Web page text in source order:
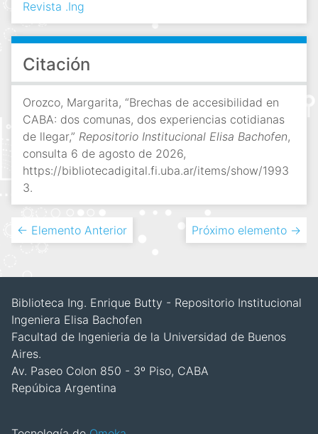
Revista .Ing
Citación
Orozco, Margarita, “Brechas de accesibilidad en
CABA: dos comunas, dos experiencias cotidianas
de llegar,” Repositorio Institucional Elisa Bachofen,
consulta 6 de agosto de 2026,
https://bibliotecadigital.fi.uba.ar/items/show/1993
3.
← Elemento Anterior Próximo elemento →
Biblioteca Ing. Enrique Butty - Repositorio Institucional
Ingeniera Elisa Bachofen
Facultad de Ingenieria de la Universidad de Buenos
Aires.
Av. Paseo Colon 850 - 3º Piso, CABA
Repúbica Argentina